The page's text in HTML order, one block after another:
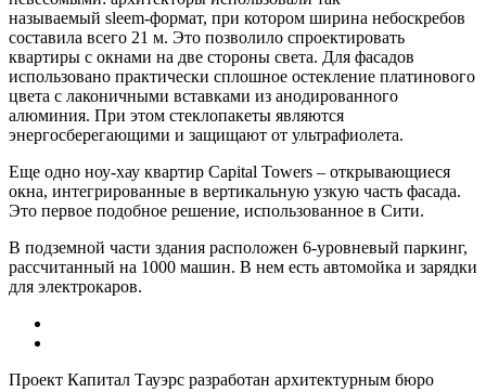
называемый sleem-формат, при котором ширина небоскребов
составила всего 21 м. Это позволило спроектировать
квартиры с окнами на две стороны света. Для фасадов
использовано практически сплошное остекление платинового
цвета с лаконичными вставками из анодированного
алюминия. При этом стеклопакеты являются
энергосберегающими и защищают от ультрафиолета.
Еще одно ноу-хау квартир Capital Towers – открывающиеся
окна, интегрированные в вертикальную узкую часть фасада.
Это первое подобное решение, использованное в Сити.
В подземной части здания расположен 6-уровневый паркинг,
рассчитанный на 1000 машин. В нем есть автомойка и зарядки
для электрокаров.
Проект Капитал Тауэрс разработан архитектурным бюро